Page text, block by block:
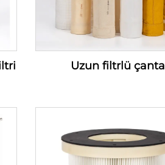
Uzun filtrlü çanta